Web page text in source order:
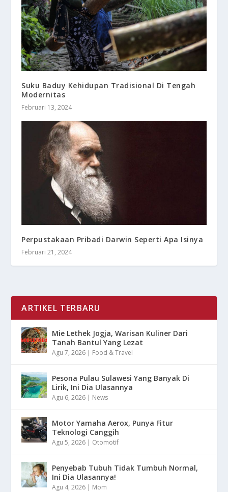
Suku Baduy Kehidupan Tradisional Di Tengah
Modernitas
Februari 13, 2024
Perpustakaan Pribadi Darwin Seperti Apa Isinya
Februari 21, 2024
ARTIKEL TERBARU
Mie Lethek Jogja, Warisan Kuliner Dari
Tanah Bantul Yang Lezat
Agu 7, 2026 | Food & Travel
Pesona Pulau Sulawesi Yang Banyak Di
Lirik, Ini Dia Ulasannya
Agu 6, 2026 | News
Motor Yamaha Aerox, Punya Fitur
Teknologi Canggih
Agu 5, 2026 | Otomotif
Penyebab Tubuh Tidak Tumbuh Normal,
Ini Dia Ulasannya!
Agu 4, 2026 | Mom